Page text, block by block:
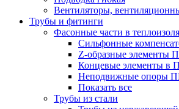
Вентиляторы,
Трубы и фитинги
Фасонные части в
Cильфонные
Z-образные элементы
Концевые элементы в
Неподвижные опоры
Показать все
Трубы из стали